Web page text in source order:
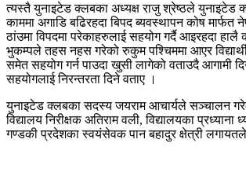
त्यस्तै युनाइटेड क्लबका अध्यक्ष राजु श्रेष्ठले युनाइटेड
काममा अगाडि बढिरहदा बिपद ब्यवस्थापन कोष मार्फत
ठांउमा विपदमा परेकाहरुलाई सहयोग गर्दै आइरहदा हालै
भुकम्पले तहस नहस गरेको रुकुम पश्चिममा आएर
समेत सहयोग गर्न पाउदा खुसी लागेको वताउदै आगामी
सहयोगलाई निरन्तरता दिने वताए ।
युनाइटेड क्लबका सदस्य जयराम आचार्यले सञ्चालन
विद्यालय निरीक्षक अतिराम वली, विद्यालयका
गण्डकी प्रदेशका स्वयंसेवक पान बहादुर क्षेत्री